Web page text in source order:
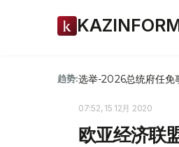
趋势:选举-2026总统府任免
07:52, 15 12月 2020
欧亚经济联